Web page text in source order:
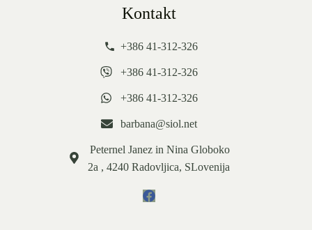
Kontakt
+386 41-312-326
+386 41-312-326
+386 41-312-326
barbana@siol.net
Peternel Janez in Nina Globoko
2a , 4240 Radovljica, SLovenija